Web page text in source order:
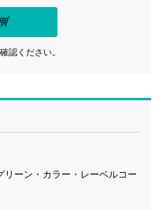
認ください。
リーン・カラー・レーベルコー